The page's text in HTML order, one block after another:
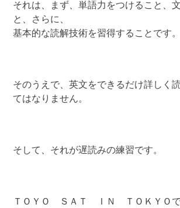
それは、まず、単語力をつけること、
と、さらに、
基本的な読解技術を習得することです。
そのうえで、英文をできるだけ詳しく
てはなりません。
そして、それが遅読みの練習です。
ＴＯＹＯ ＳＡＴ ＩＮ ＴＯＫＹＯで